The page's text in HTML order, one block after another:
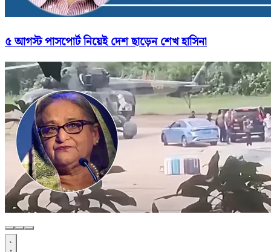
৫ আগস্ট পাসপোর্ট নিয়েই দেশ ছাড়েন শেখ হাসিনা